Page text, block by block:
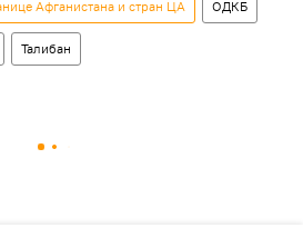
Афганистана и стран ЦА ОДКБ
Талибан